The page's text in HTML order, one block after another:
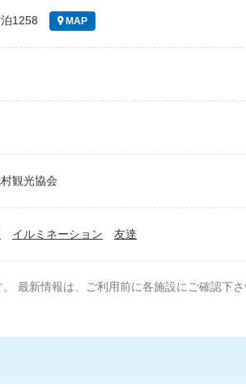
1258 MAP
観光協会
イルミネーション 友達
最新情報は、ご利用前に各施設にご確認下さ